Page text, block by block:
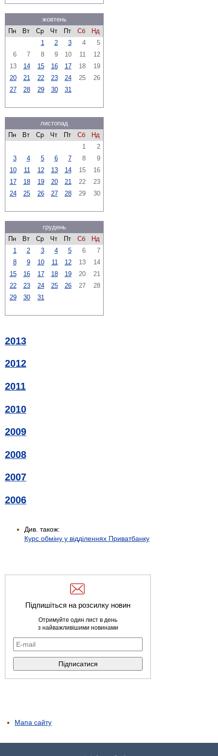
жовтень
Пн
Вт Ср Чт Пт Сб
Нд
1
2 3 4
5
6
7 8 9 10 11
12
13
14 15 16 17 18
19
20
21 22 23 24 25
26
27
28 29 30 31
листопад
Пн
Вт Ср Чт Пт Сб
Нд
1
2
3
4 5 6 7 8
9
10
11 12 13 14 15
16
17
18 19 20 21 22
23
24
25 26 27 28 29 30
грудень
Пн
Вт Ср Чт Пт Сб
Нд
1
2 3 4 5 6
7
8
9 10 11 12 13
14
15
16 17 18 19 20
21
22
23 24 25 26 27
28
29
30 31
2013
2012
2011
2010
2009
2008
2007
2006
Див. також:
Курс обміну у відділеннях Приватбанку
Підпишіться на розсилку новин
Отримуйте один лист в день
з найважливішими новинами
Мапа сайту